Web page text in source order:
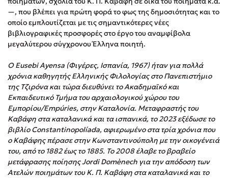
Τζένη Κουτσοδημητροπούλου
Emily Henry
Ali Hazelwood
Pierdomenico Baccalario
Δανάη Ιμπραχήμ
Δημοφιλή Άρθρα
Τεστ: Ποιο αστυνομικό βιβλίο σου ταιριάζει για το καλοκαίρι;
3 βιβλία βασισμένα σε αληθινά γεγονότα!
Ο εθισμός των παιδιών στις οθόνες δεν είναι «το πρόβλημα»
Μια λέξη που συχνά νιώθεις αλλά την αγνοείς
—, που βλέπει για πρώτη φορά το φως της δημοσιότητας και το
οποίο εμπλουτίζεται με τις σημαντικότερες νέες
βιβλιογραφικές προσφορές στο έργο του αναμφίβολα
μεγαλύτερου σύγχρονου Έλληνα ποιητή.
Ο Eusebi Ayensa (Φιγέρες, Ισπανία, 1967) ήταν για πολλά
χρόνια καθηγητής Ελληνικής Φιλολογίας στο Πανεπιστήμιο
της Τζιρόνα και τώρα διευθύνει το Ακαδημαϊκό και
Εκπαιδευτικό Τμήμα του αρχαιολογικού χώρου του
Εμπορίου/Empúries, στην Καταλονία. Μεταφραστής του
Καβάφη στα καταλανικά και τα ισπανικά, το 2023 εξέδωσε το
βιβλίο Constantinopolíada, αφιερωμένο στα τρία χρόνια που
ο Καβάφης πέρασε στην Κωνσταντινούπολη με την οικογένειά
του, από το 1882 έως το 1885. Το 2008 έλαβε το βραβείο
μετάφρασης ποίησης Jordi Domènech για την απόδοση των
Ατελών ποιημάτων του Κ. Π. Καβάφη στα καταλανικά και το